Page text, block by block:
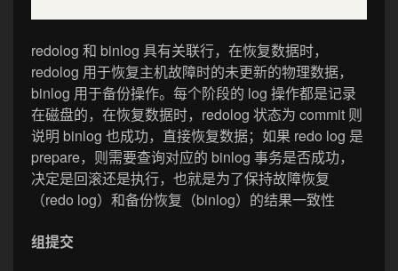
redolog 和 binlog 具有关联行，在恢复数据时，
redolog 用于恢复主机故障时的未更新的物理数据，
binlog 用于备份操作。每个阶段的 log 操作都是记录
在磁盘的，在恢复数据时，redolog 状态为 commit 则
说明 binlog 也成功，直接恢复数据；如果 redo log 是
prepare，则需要查询对应的 binlog 事务是否成功，
决定是回滚还是执行，也就是为了保持故障恢复
（redo log）和备份恢复（binlog）的结果一致性
组提交